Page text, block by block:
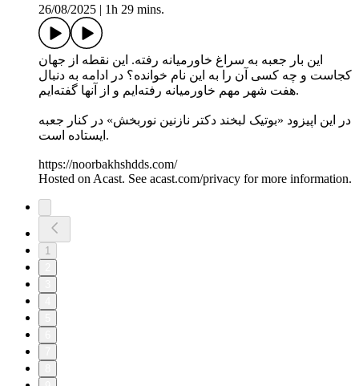
26/08/2025
1h 29 mins.
این بار جعبه به سراغ خاورمیانه رفته. این نقطه از جهان
کجاست و چه کسی آن را به این نام خوانده؟ در ادامه به دنبال
هفت شهر مهم خاورمیانه رفته‌ایم و از آنها گفته‌ایم.
در این اپیزود «بوتیک لبخند دکتر نازنین نوربخش» در کنار جعبه
ایستاده است.
https://noorbakhshdds.com/
Hosted on Acast. See acast.com/privacy for more information.
1